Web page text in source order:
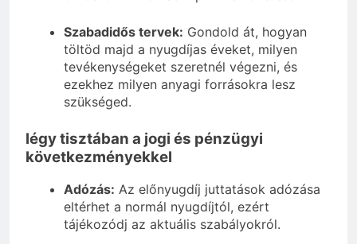
Szabadidős tervek: Gondold át, hogyan
töltöd majd a nyugdíjas éveket, milyen
tevékenységeket szeretnél végezni, és
ezekhez milyen anyagi forrásokra lesz
szükséged.
légy tisztában a jogi és pénzügyi
következményekkel
Adózás: Az előnyugdíj juttatások adózása
eltérhet a normál nyugdíjtól, ezért
tájékozódj az aktuális szabályokról.